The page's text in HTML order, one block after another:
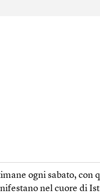
ogni sabato, con
nel cuore di